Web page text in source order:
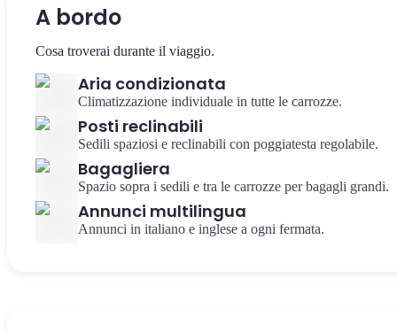
A bordo
Cosa troverai durante il viaggio.
Aria condizionata
Climatizzazione individuale in tutte le carrozze.
Posti reclinabili
Sedili spaziosi e reclinabili con poggiatesta regolabile.
Bagagliera
Spazio sopra i sedili e tra le carrozze per bagagli grandi.
Annunci multilingua
Annunci in italiano e inglese a ogni fermata.